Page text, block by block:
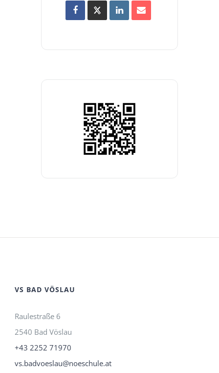
VS BAD VÖSLAU
Raulestraße 6
2540 Bad Vöslau
+43 2252 71970
vs.badvoeslau@noeschule.at